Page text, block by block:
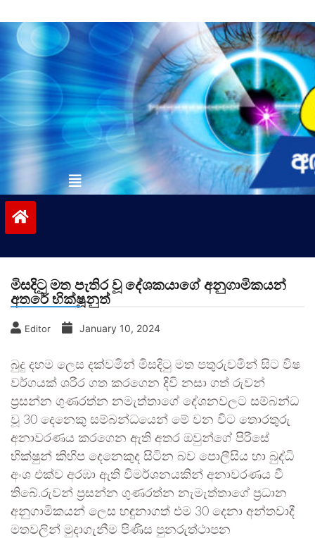
to
contentvinivida.lk
මිසදිටු මත පැතිර වූ දේශකයාගේ අනුගාමිකයන්
අතරේ භික්ෂූනුත්
Editor January 10, 2024
බුදු දහම ලෙස දක්වමින් මිසදිටු මත පතුරුවමින් සිට විෂ
වර්ගයක් ශරීර ගත කරගෙන දිවි නසා ගත් රුවන්
ප්‍රසන්න ගුණරත්න නමැත්තාගේ දේශනවලට සම්බන්ධ
වූ 30 දෙනෙකු සම්බන්ධයෙන් මේ වන විට තොරතුරු
අනාවරණය කරගෙන ඇති අතර ඔවුන්ගේ පිරිසේ
භික්ෂුන් කිහිප දෙනෙකුද සිටින බව පොලීසිය හා බුද්ධි
අංශ එක්ව අරඹා ඇති විමර්ශනයකින් අනාවරණය වී
තිබේ.රුවන් ප්‍රසන්න ගුණරත්න නැමැත්තාගේ ප්‍රධාන
අනුගාමිකයන් ලෙස හඳුනාගත් එම 30 දෙනා අන්තවාදී
මතවලින් මුදාගැනීම පිණිස පුනරුත්ථාපන